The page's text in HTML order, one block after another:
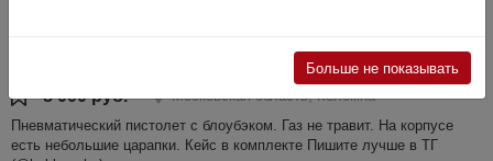
8 000 руб.
Московская область, Коломна
Пневматический пистолет с блоубэком. Газ не травит. На корпусе
есть небольшие царапки. Кейс в комплекте Пишите лучше в ТГ
Больше не показывать